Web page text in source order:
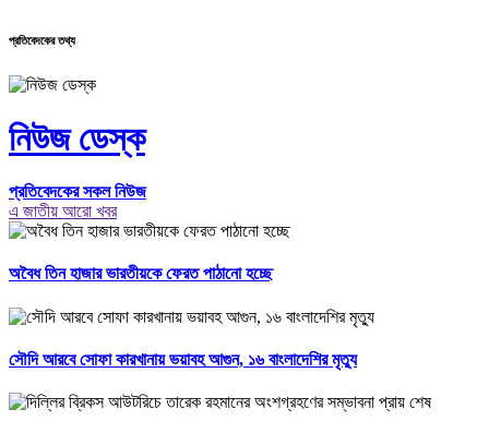
প্রতিবেদকের তথ্য
নিউজ ডেস্ক
প্রতিবেদকের সকল নিউজ
এ জাতীয় আরো খবর
অবৈধ তিন হাজার ভারতীয়কে ফেরত পাঠানো হচ্ছে
সৌদি আরবে সোফা কারখানায় ভয়াবহ আগুন, ১৬ বাংলাদেশির মৃত্যু